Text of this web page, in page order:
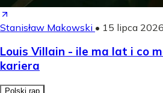
Stanisław Makowski • 15 lipca 2026
Louis Villain - ile ma lat i co
kariera
Polski rap